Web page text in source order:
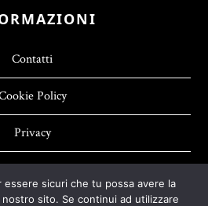
Contatti
Policy
Privacy
essere sicuri che tu possa avere la
sito. Se continui ad utilizzare